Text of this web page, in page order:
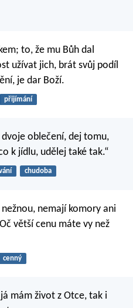
to, že mu Bůh dal
užívat jich, brát svůj podíl
je dar Boží.
přijímání
oblečení, dej tomu,
k jídlu, udělej také tak.“
chudoba
nemají komory ani
větší cenu máte vy než
cenný
mám život z Otce, tak i